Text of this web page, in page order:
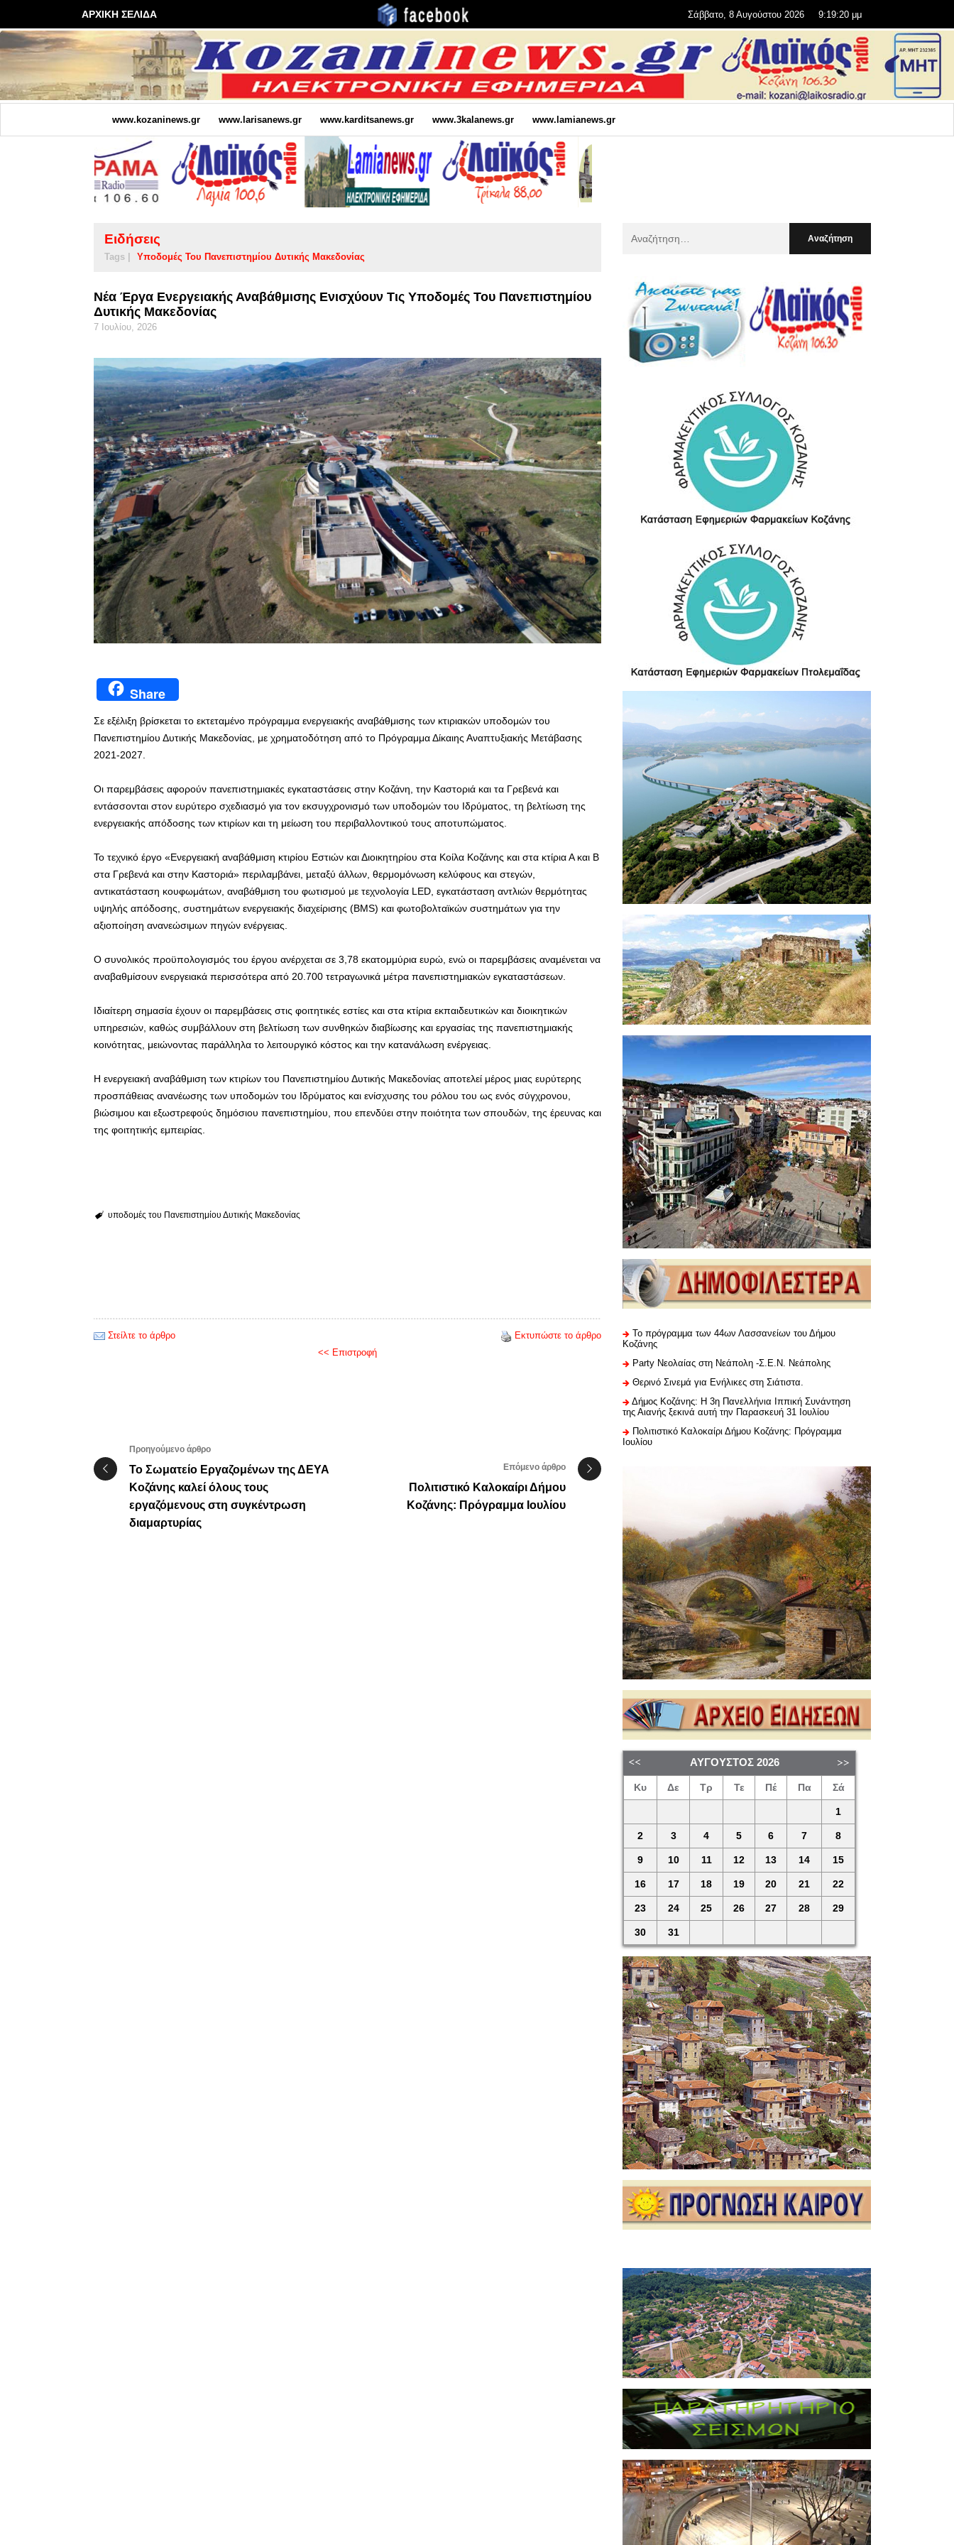
ΑΡΧΙΚΗ ΣΕΛΙΔΑ Σάββατο, 8 Αυγούστου 2026 9:19:21 μμ
www.kozaninews.gr www.larisanews.gr www.karditsanews.gr www.3kalanews.gr www.lamianews.gr
Ειδήσεις
Tags | Υποδομές Του Πανεπιστημίου Δυτικής Μακεδονίας
Νέα Έργα Ενεργειακής Αναβάθμισης Ενισχύουν Τις Υποδομές Του Πανεπιστημίου
Δυτικής Μακεδονίας
7 Ιουλίου, 2026
Share
Σε εξέλιξη βρίσκεται το εκτεταμένο πρόγραμμα ενεργειακής αναβάθμισης των κτιριακών υποδομών του
Πανεπιστημίου Δυτικής Μακεδονίας, με χρηματοδότηση από το Πρόγραμμα Δίκαιης Αναπτυξιακής Μετάβασης
2021-2027.
Οι παρεμβάσεις αφορούν πανεπιστημιακές εγκαταστάσεις στην Κοζάνη, την Καστοριά και τα Γρεβενά και
εντάσσονται στον ευρύτερο σχεδιασμό για τον εκσυγχρονισμό των υποδομών του Ιδρύματος, τη βελτίωση της
ενεργειακής απόδοσης των κτιρίων και τη μείωση του περιβαλλοντικού τους αποτυπώματος.
Το τεχνικό έργο «Ενεργειακή αναβάθμιση κτιρίου Εστιών και Διοικητηρίου στα Κοίλα Κοζάνης και στα κτίρια Α και Β
στα Γρεβενά και στην Καστοριά» περιλαμβάνει, μεταξύ άλλων, θερμομόνωση κελύφους και στεγών,
αντικατάσταση κουφωμάτων, αναβάθμιση του φωτισμού με τεχνολογία LED, εγκατάσταση αντλιών θερμότητας
υψηλής απόδοσης, συστημάτων ενεργειακής διαχείρισης (BMS) και φωτοβολταϊκών συστημάτων για την
αξιοποίηση ανανεώσιμων πηγών ενέργειας.
Ο συνολικός προϋπολογισμός του έργου ανέρχεται σε 3,78 εκατομμύρια ευρώ, ενώ οι παρεμβάσεις αναμένεται να
αναβαθμίσουν ενεργειακά περισσότερα από 20.700 τετραγωνικά μέτρα πανεπιστημιακών εγκαταστάσεων.
Ιδιαίτερη σημασία έχουν οι παρεμβάσεις στις φοιτητικές εστίες και στα κτίρια εκπαιδευτικών και διοικητικών
υπηρεσιών, καθώς συμβάλλουν στη βελτίωση των συνθηκών διαβίωσης και εργασίας της πανεπιστημιακής
κοινότητας, μειώνοντας παράλληλα το λειτουργικό κόστος και την κατανάλωση ενέργειας.
Η ενεργειακή αναβάθμιση των κτιρίων του Πανεπιστημίου Δυτικής Μακεδονίας αποτελεί μέρος μιας ευρύτερης
προσπάθειας ανανέωσης των υποδομών του Ιδρύματος και ενίσχυσης του ρόλου του ως ενός σύγχρονου,
βιώσιμου και εξωστρεφούς δημόσιου πανεπιστημίου, που επενδύει στην ποιότητα των σπουδών, της έρευνας και
της φοιτητικής εμπειρίας.
υποδομές του Πανεπιστημίου Δυτικής Μακεδονίας
Στείλτε το άρθρο
Εκτυπώστε το άρθρο
<< Επιστροφή
Προηγούμενο άρθρο
Το Σωματείο Εργαζομένων της ΔΕΥΑ
Κοζάνης καλεί όλους τους
εργαζόμενους στη συγκέντρωση
διαμαρτυρίας
Επόμενο άρθρο
Πολιτιστικό Καλοκαίρι Δήμου
Κοζάνης: Πρόγραμμα Ιουλίου
Το πρόγραμμα των 44ων Λασσανείων του Δήμου
Κοζάνης
Party Νεολαίας στη Νεάπολη -Σ.Ε.Ν. Νεάπολης
Θερινό Σινεμά για Ενήλικες στη Σιάτιστα.
Δήμος Κοζάνης: Η 3η Πανελλήνια Ιππική Συνάντηση
της Αιανής ξεκινά αυτή την Παρασκευή 31 Ιουλίου
Πολιτιστικό Καλοκαίρι Δήμου Κοζάνης: Πρόγραμμα
Ιουλίου
ΑΎΓΟΥΣΤΟΣ 2026
Κυ Δε Τρ Τε Πέ Πα Σά
1
2 3 4 5 6 7 8
9 10 11 12 13 14 15
16 17 18 19 20 21 22
23 24 25 26 27 28 29
30 31